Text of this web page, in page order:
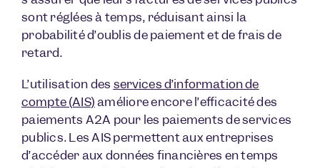
sont réglées à temps, réduisant ainsi la
probabilité d’oublis de paiement et de frais de
retard.
L’utilisation des services d’information de
compte (AIS)améliore encore l’efficacité des
paiements A2A pour les paiements de services
publics. Les AIS permettent aux entreprises
d’accéder aux données financières en temps